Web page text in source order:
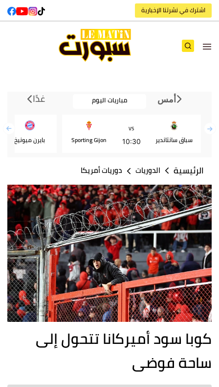
اشترك في نشرتنا الإخبارية
أمس مباريات اليوم غدًا
سباق سانتاندير
VS
10:30
Sporting Gijon بايرن ميونيخ
الرئيسية الدوريات دوريات أمريكا
كوبا سود أميركانا تتحول إلى
ساحة فوضى